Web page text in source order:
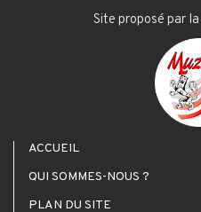
Site proposé par la
ACCUEIL
QUI SOMMES-NOUS ?
PLAN DU SITE